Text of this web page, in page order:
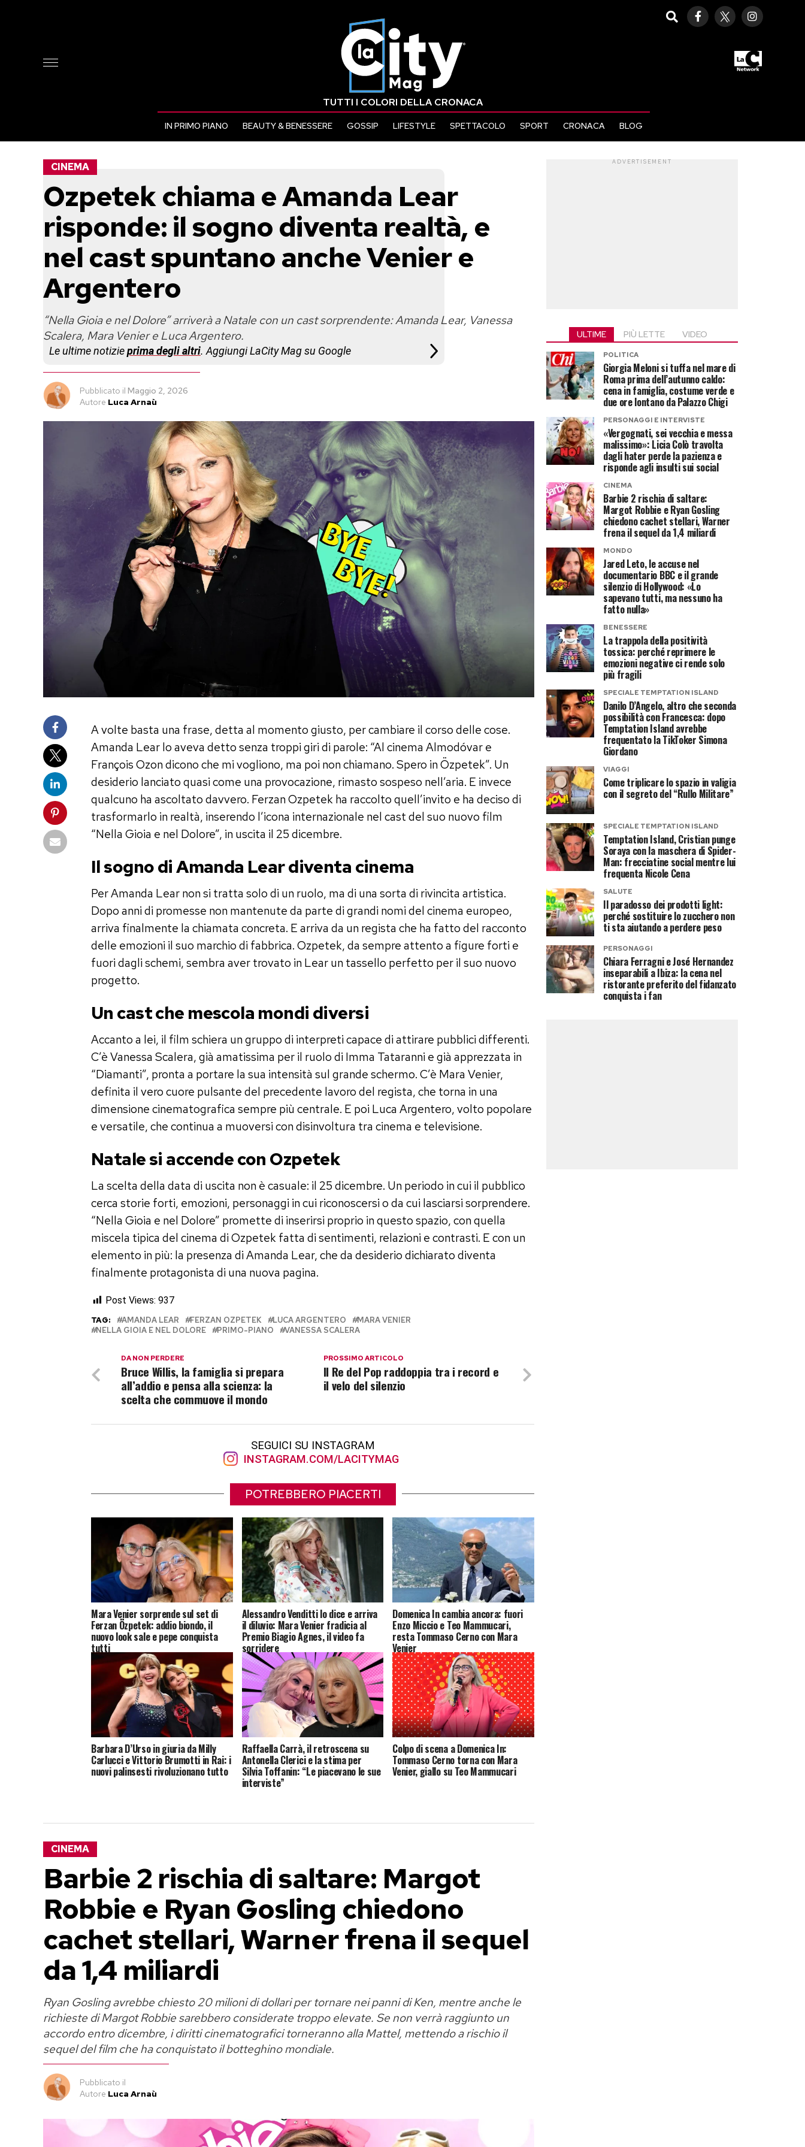
TUTTI I COLORI DELLA CRONACA
IN PRIMO PIANO BEAUTY & BENESSERE GOSSIP LIFESTYLE SPETTACOLO SPORT CRONACA BLOG
CINEMA
Ozpetek chiama e Amanda Lear
risponde: il sogno diventa realtà, e
nel cast spuntano anche Venier e
Argentero
“Nella Gioia e nel Dolore” arriverà a Natale con un cast sorprendente: Amanda Lear, Vanessa
Scalera, Mara Venier e Luca Argentero.
Le ultime notizieprima degli altri. Aggiungi LaCity Mag su Google
Pubblicato il Maggio 2, 2026
Autore Luca Arnaù
A volte basta una frase, detta al momento giusto, per cambiare il corso delle cose.
Amanda Lear lo aveva detto senza troppi giri di parole: “Al cinema Almodóvar e
François Ozon dicono che mi vogliono, ma poi non chiamano. Spero in Özpetek”. Un
desiderio lanciato quasi come una provocazione, rimasto sospeso nell’aria. E invece
qualcuno ha ascoltato davvero. Ferzan Ozpetek ha raccolto quell’invito e ha deciso di
trasformarlo in realtà, inserendo l’icona internazionale nel cast del suo nuovo film
“Nella Gioia e nel Dolore”, in uscita il 25 dicembre.
Il sogno di Amanda Lear diventa cinema
Per Amanda Lear non si tratta solo di un ruolo, ma di una sorta di rivincita artistica.
Dopo anni di promesse non mantenute da parte di grandi nomi del cinema europeo,
arriva finalmente la chiamata concreta. E arriva da un regista che ha fatto del racconto
delle emozioni il suo marchio di fabbrica. Ozpetek, da sempre attento a figure forti e
fuori dagli schemi, sembra aver trovato in Lear un tassello perfetto per il suo nuovo
progetto.
Un cast che mescola mondi diversi
Accanto a lei, il film schiera un gruppo di interpreti capace di attirare pubblici differenti.
C’è Vanessa Scalera, già amatissima per il ruolo di Imma Tataranni e già apprezzata in
“Diamanti”, pronta a portare la sua intensità sul grande schermo. C’è Mara Venier,
definita il vero cuore pulsante del precedente lavoro del regista, che torna in una
dimensione cinematografica sempre più centrale. E poi Luca Argentero, volto popolare
e versatile, che continua a muoversi con disinvoltura tra cinema e televisione.
Natale si accende con Ozpetek
La scelta della data di uscita non è casuale: il 25 dicembre. Un periodo in cui il pubblico
cerca storie forti, emozioni, personaggi in cui riconoscersi o da cui lasciarsi sorprendere.
“Nella Gioia e nel Dolore” promette di inserirsi proprio in questo spazio, con quella
miscela tipica del cinema di Ozpetek fatta di sentimenti, relazioni e contrasti. E con un
elemento in più: la presenza di Amanda Lear, che da desiderio dichiarato diventa
finalmente protagonista di una nuova pagina.
Post Views: 937
TAG: AMANDA LEAR FERZAN OZPETEK LUCA ARGENTERO
MARA VENIER
NELLA GIOIA E NEL DOLORE
PRIMO-PIANO VANESSA SCALERA
PROSSIMO ARTICOLO
Il Re del Pop raddoppia tra i record e
il velo del silenzio
DA NON PERDERE
Bruce Willis, la famiglia si prepara
all’addio e pensa alla scienza: la
scelta che commuove il mondo
SEGUICI SU INSTAGRAM
INSTAGRAM.COM/LACITYMAG
POTREBBERO PIACERTI
Mara Venier sorprende sul set di
Ferzan Özpetek: addio biondo, il
nuovo look sale e pepe conquista
tutti
Alessandro Venditti lo dice e arriva
il diluvio: Mara Venier fradicia al
Premio Biagio Agnes, il video fa
sorridere
Domenica In cambia ancora: fuori
Enzo Miccio e Teo Mammucari,
resta Tommaso Cerno con Mara
Venier
Barbara D’Urso in giuria da Milly
Carlucci e Vittorio Brumotti in Rai: i
nuovi palinsesti rivoluzionano tutto
Raffaella Carrà, il retroscena su
Antonella Clerici e la stima per
Silvia Toffanin: “Le piacevano le sue
interviste”
Colpo di scena a Domenica In:
Tommaso Cerno torna con Mara
Venier, giallo su Teo Mammucari
CINEMA
Barbie 2 rischia di saltare: Margot
Robbie e Ryan Gosling chiedono
cachet stellari, Warner frena il sequel
da 1,4 miliardi
Ryan Gosling avrebbe chiesto 20 milioni di dollari per tornare nei panni di Ken, mentre anche le
richieste di Margot Robbie sarebbero considerate troppo elevate. Se non verrà raggiunto un
accordo entro dicembre, i diritti cinematografici torneranno alla Mattel, mettendo a rischio il
sequel del film che ha conquistato il botteghino mondiale.
Pubblicato il
Autore Luca Arnaù
ADVERTISEMENT
ULTIME PIÙ LETTE VIDEO
POLITICA
Giorgia Meloni si tuffa nel mare di
Roma prima dell’autunno caldo:
cena in famiglia, costume verde e
due ore lontano da Palazzo Chigi
PERSONAGGI E INTERVISTE
«Vergognati, sei vecchia e messa
malissimo»: Licia Colò travolta
dagli hater perde la pazienza e
risponde agli insulti sui social
CINEMA
Barbie 2 rischia di saltare:
Margot Robbie e Ryan Gosling
chiedono cachet stellari, Warner
frena il sequel da 1,4 miliardi
MONDO
Jared Leto, le accuse nel
documentario BBC e il grande
silenzio di Hollywood: «Lo
sapevano tutti, ma nessuno ha
fatto nulla»
BENESSERE
La trappola della positività
tossica: perché reprimere le
emozioni negative ci rende solo
più fragili
SPECIALE TEMPTATION ISLAND
Danilo D’Angelo, altro che seconda
possibilità con Francesca: dopo
Temptation Island avrebbe
frequentato la TikToker Simona
Giordano
VIAGGI
Come triplicare lo spazio in valigia
con il segreto del “Rullo Militare”
SPECIALE TEMPTATION ISLAND
Temptation Island, Cristian punge
Soraya con la maschera di Spider-
Man: frecciatine social mentre lui
frequenta Nicole Cena
SALUTE
Il paradosso dei prodotti light:
perché sostituire lo zucchero non
ti sta aiutando a perdere peso
PERSONAGGI
Chiara Ferragni e José Hernandez
inseparabili a Ibiza: la cena nel
ristorante preferito del fidanzato
conquista i fan